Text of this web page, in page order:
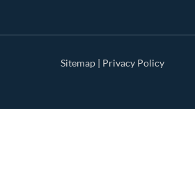
Sitemap | Privacy Policy